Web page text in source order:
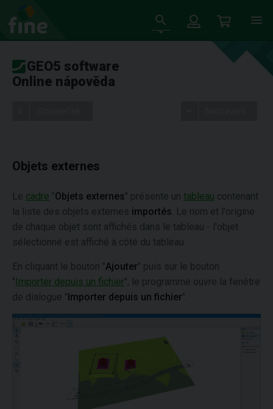
GEO5 software
Online nápověda
Objets externes
Le cadre "Objets externes" présente un tableau contenant
la liste des objets externes importés . Le nom et l'origine
de chaque objet sont affichés dans le tableau - l'objet
sélectionné est affiché à côté du tableau.
En cliquant le bouton "Ajouter" puis sur le bouton
"Importer depuis un fichier", le programme ouvre la fenêtre
de dialogue "Importer depuis un fichier".